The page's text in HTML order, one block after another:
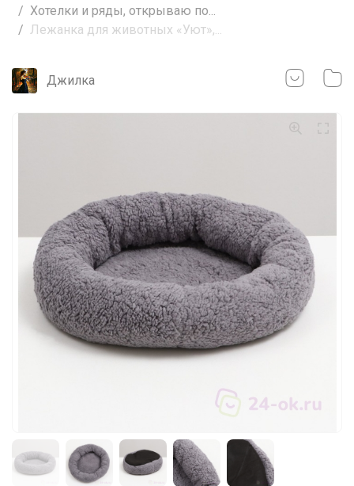
Хотелки и ряды, открываю по...
Лежанка для животных «Уют»,...
Джилка